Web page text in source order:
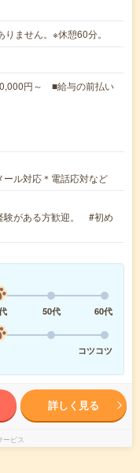
ません。※休憩60分。
円～ ■給与の前払い
ール対応＊電話応対など
がある方歓迎。 #初め
50代
60代
コツコツ
詳しく見る
ービス